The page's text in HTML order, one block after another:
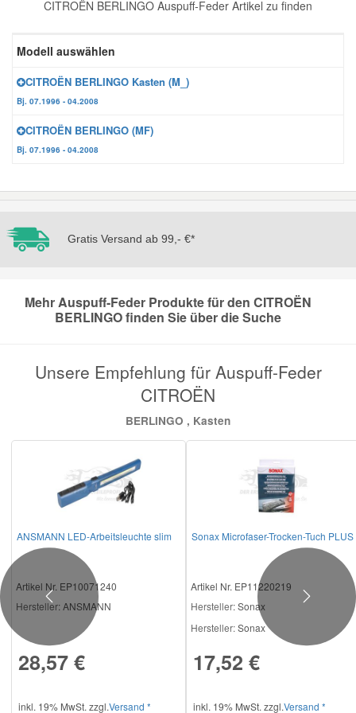
CITROËN BERLINGO Auspuff-Feder Artikel zu finden
Modell auswählen
CITROËN BERLINGO Kasten (M_)
Bj. 07.1996 - 04.2008
CITROËN BERLINGO (MF)
Bj. 07.1996 - 04.2008
Gratis Versand ab 99,- €*
Mehr Auspuff-Feder Produkte für den CITROËN
BERLINGO finden Sie über die Suche
Unsere Empfehlung für Auspuff-Feder
CITROËN
BERLINGO , Kasten
ANSMANN LED-Arbeitsleuchte slim
Artikel Nr. EP10071240
Hersteller: ANSMANN
28,57 €
inkl. 19% MwSt. zzgl.Versand *
Sonax Microfaser-Trocken-Tuch PLUS
Artikel Nr. EP11220219
Hersteller: Sonax
Hersteller:Sonax
17,52 €
inkl. 19% MwSt. zzgl.Versand *
Previous Next
Zündanlage und Glühanlage
Daihatsu Ersatzteile
Jeep Ersatzteile
Kia Ersatzteile
Mazda Ersatzteile
Mercedes Ersatzteile
Mini Ersatzteile
Nissan Ersatzteile
Porsche Ersatzteile
Seat Ersatzteile
Skoda Ersatzteile